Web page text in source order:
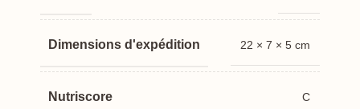
Dimensions 22 × 7 × 5 cm
Nutriscore C